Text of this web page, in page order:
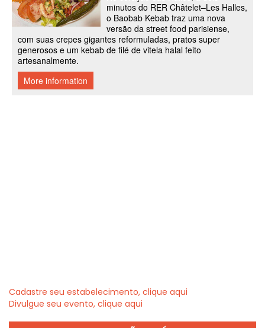
Cadastre seu estabelecimento, clique aqui
Divulgue seu evento, clique aqui